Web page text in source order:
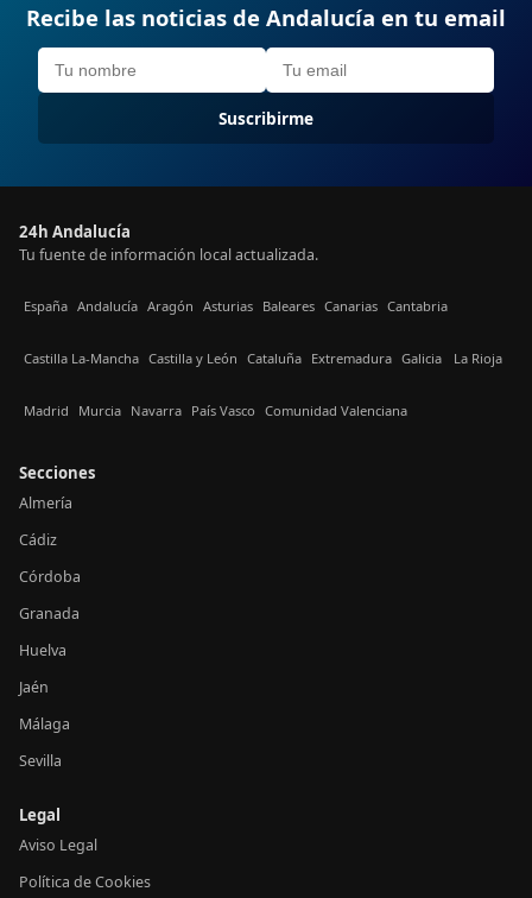
Recibe las noticias de Andalucía en tu email
Suscribirme
24h Andalucía
Tu fuente de información local actualizada.
España Andalucía Aragón Asturias Baleares Canarias Cantabria
Castilla La-Mancha Castilla y León Cataluña Extremadura Galicia La Rioja
Madrid Murcia Navarra País Vasco Comunidad Valenciana
Secciones
Almería
Cádiz
Córdoba
Granada
Huelva
Jaén
Málaga
Sevilla
Legal
Aviso Legal
Política de Cookies